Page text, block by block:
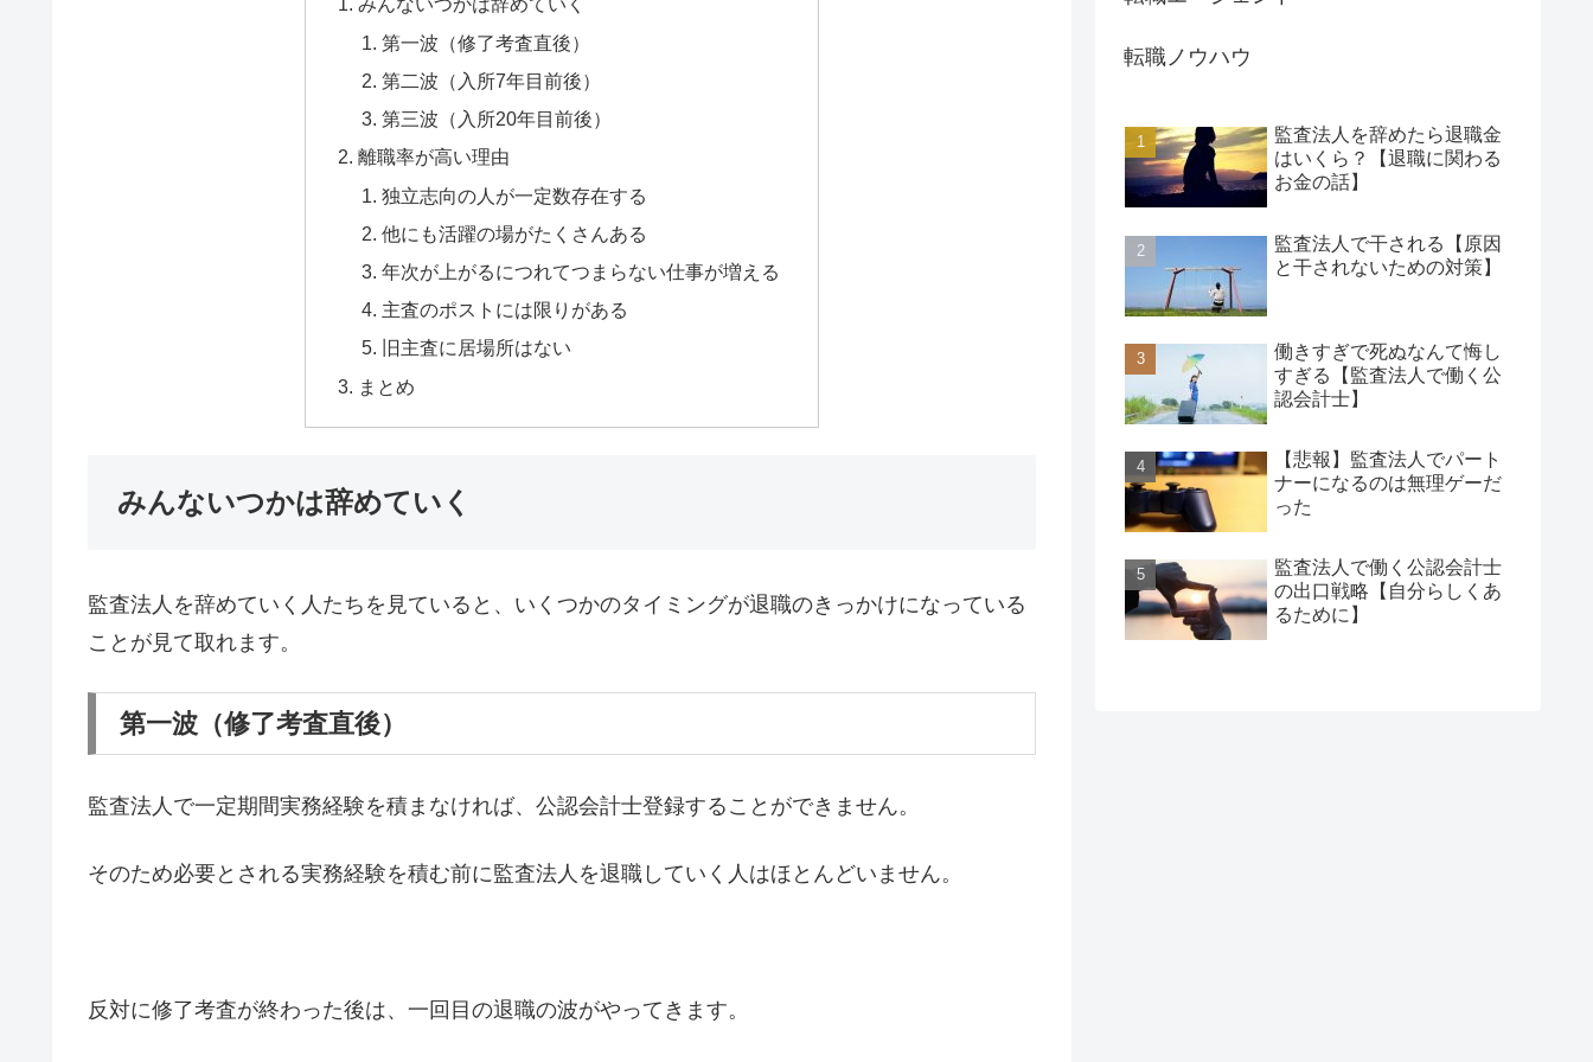
第一波（修了考査直後）
第二波（入所7年目前後）
第三波（入所20年目前後）
離職率が高い理由
独立志向の人が一定数存在する
他にも活躍の場がたくさんある
年次が上がるにつれてつまらない仕事が増える
主査のポストには限りがある
旧主査に居場所はない
まとめ
みんないつかは辞めていく
監査法人を辞めていく人たちを見ていると、いくつかのタイミングが退職のきっかけになっている
ことが見て取れます。
第一波（修了考査直後）
監査法人で一定期間実務経験を積まなければ、公認会計士登録することができません。
そのため必要とされる実務経験を積む前に監査法人を退職していく人はほとんどいません。
反対に修了考査が終わった後は、一回目の退職の波がやってきます。
転職ノウハウ
監査法人を辞めたら退職金
はいくら？【退職に関わる
お金の話】
監査法人で干される【原因
と干されないための対策】
働きすぎで死ぬなんて悔し
すぎる【監査法人で働く公
認会計士】
【悲報】監査法人でパート
ナーになるのは無理ゲーだ
った
監査法人で働く公認会計士
の出口戦略【自分らしくあ
るために】